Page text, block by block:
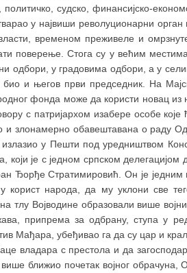
судско, финансијско-
у највиши револуционарни
временом преживеле и
поверење. Стога су у већим
одбори, у градовима одбори, а у
био и његов први председник. На
фонда може да користи новац
с патријархом изабере особе
и злонамерно обавештавана о раду
излазио у Пешти под уредништвом
који је с једном српском
Ђорђе Стратимировић. Он је једним
корист народа, да му уклони све
тлу Војводине образовали више
припрема за одбрану, ступа у
Мађара, убеђивао га да су цар и
владара с престола и да
ближио почетак војног